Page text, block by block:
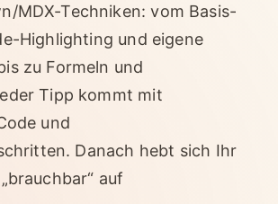
MDX-Techniken: vom Basis-
Highlighting und eigene
zu Formeln und
Tipp kommt mit
und
Danach hebt sich Ihr
auf